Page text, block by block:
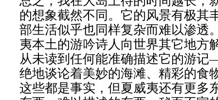
的想象截然不同。它的风景有极其
部生活似乎也同样复杂而难以渗透
夷本土的游吟诗人向世界其它地方
从未读到任何能准确描述它的游
绝地谈论着美妙的海滩、精彩的
这些都是事实，但夏威夷还有更